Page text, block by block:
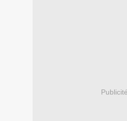
Publicité